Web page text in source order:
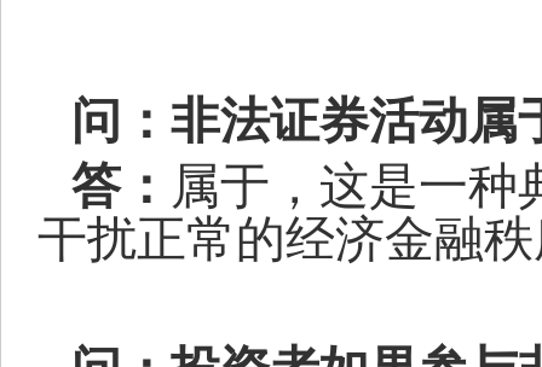
问：非法证券活动属
答： 属于，这是一种
干扰正常的经济金融